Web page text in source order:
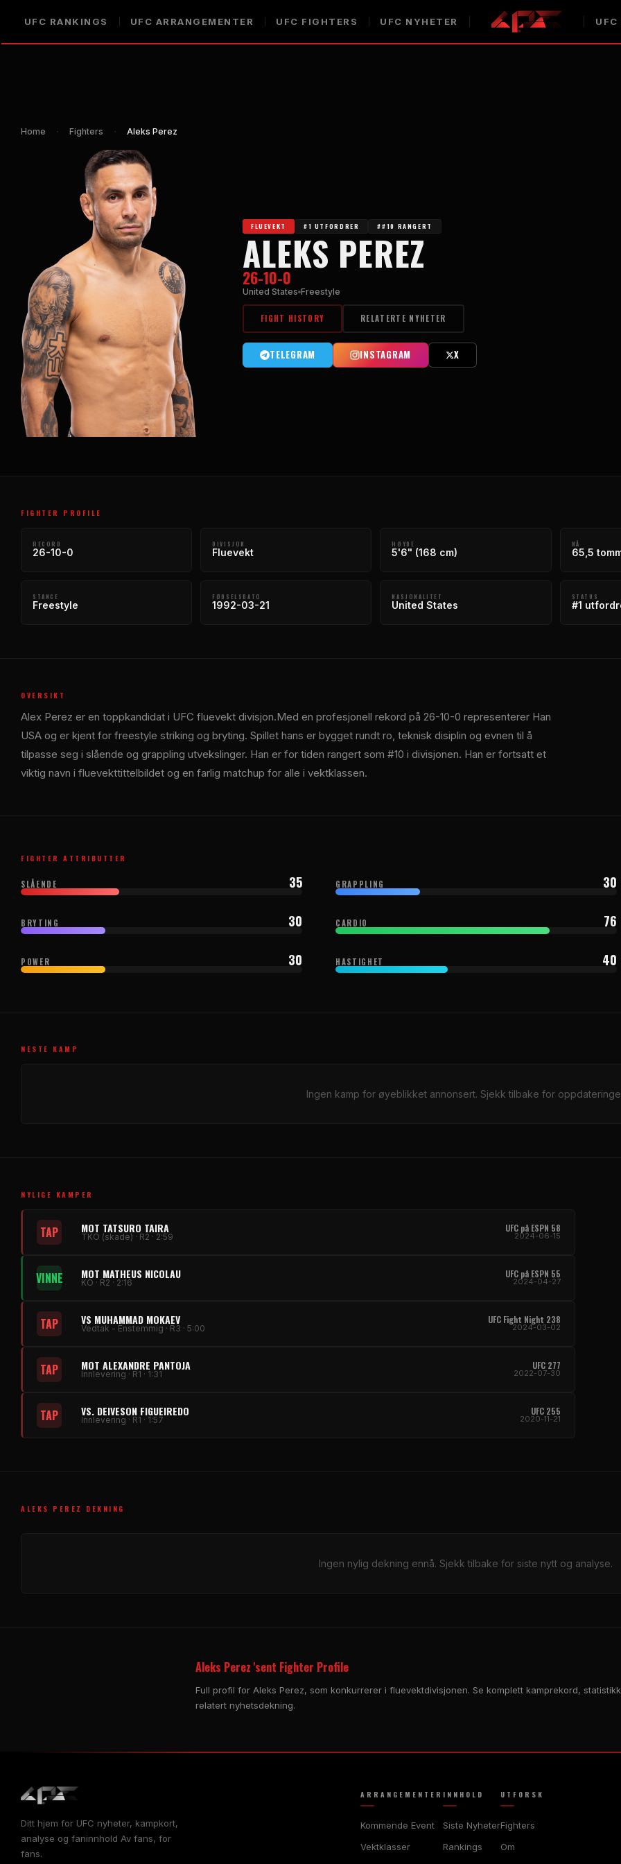
UFC RANKINGS UFC ARRANGEMENTER UFC FIGHTERS UFC NYHETER UFC
Home ・ Fighters ・ Aleks Perez
FLUEVEKT #1 UTFORDRER ##10 RANGERT
ALEKS PEREZ
26-10-0
United States Freestyle
FIGHT HISTORY RELATERTE NYHETER
TELEGRAM INSTAGRAM X
FIGHTER PROFILE
RECORD
26-10-0
DIVISJON
Fluevekt
HØYDE
5'6" (168 cm)
NÅ
65,5
STANCE
Freestyle
FØDSELSDATO
1992-03-21
NASJONALITET
United States
STATUS
#1
OVERSIKT
Alex Perez er en toppkandidat i UFC fluevekt divisjon.Med en profesjonell rekord på 26-10-0 representerer Han
USA og er kjent for freestyle striking og bryting. Spillet hans er bygget rundt ro, teknisk disiplin og evnen til å
tilpasse seg i slående og grappling utvekslinger. Han er for tiden rangert som #10 i divisjonen. Han er fortsatt et
viktig navn i fluevekttittelbildet og en farlig matchup for alle i vektklassen.
FIGHTER ATTRIBUTTER
SLÅENDE 35 GRAPPLING 30
BRYTING 30 CARDIO 76
POWER 30 HASTIGHET 40
NESTE KAMP
Ingen kamp for øyeblikket annonsert. Sjekk tilbake for
NYLIGE KAMPER
TAP MOT TATSURO TAIRA
TKO (skade) · R2 · 2:59
UFC på ESPN 58
2024-06-15
VINNE MOT MATHEUS NICOLAU
KO · R2 · 2:16
UFC på ESPN 55
2024-04-27
TAP VS MUHAMMAD MOKAEV
Vedtak - Enstemmig · R3 · 5:00
UFC Fight Night 238
2024-03-02
TAP MOT ALEXANDRE PANTOJA
Innlevering · R1 · 1:31
UFC 277
2022-07-30
TAP VS. DEIVESON FIGUEIREDO
Innlevering · R1 · 1:57
UFC 255
2020-11-21
ALEKS PEREZ DEKNING
Ingen nylig dekning ennå. Sjekk tilbake for siste nytt og analyse.
Aleks Perez 'sent Fighter Profile
Full profil for Aleks Perez, som konkurrerer i fluevektdivisjonen. Se komplett kamprekord,
relatert nyhetsdekning.
Ditt hjem for UFC nyheter, kampkort,
analyse og faninnhold Av fans, for
fans.
ARRANGEMENTER
Kommende Event
Vektklasser
INNHOLD
Siste Nyheter
Rankings
UTFORSK
Fighters
Om